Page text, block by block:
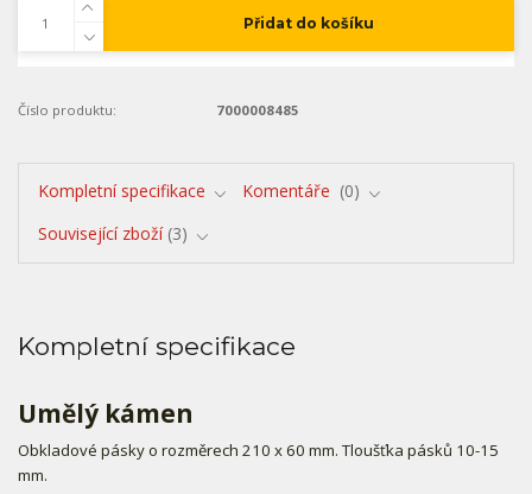
Přidat do košíku
Číslo produktu: 7000008485
Kompletní specifikace Komentáře
0
Související zboží 3
Kompletní specifikace
Umělý kámen
Obkladové pásky o rozměrech 210 x 60 mm. Tloušťka pásků 10-15
mm.